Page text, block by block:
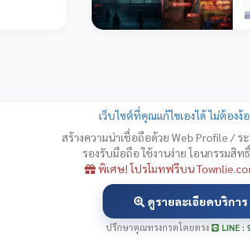
เว็บไซต์ที่คุณแก้ไขเองได้ ไม่ต้องง้
สร้างความน่าเชื่อถือด้วย Web Profile /
รองรับมือถือ ใช้งานง่าย โอนกรรมสิท
พิเศษ! โปรโมทฟรีบน
ดูรายละเอียดบริการ
ปรึกษาคุณทรงกรตโดยตรง LINE :